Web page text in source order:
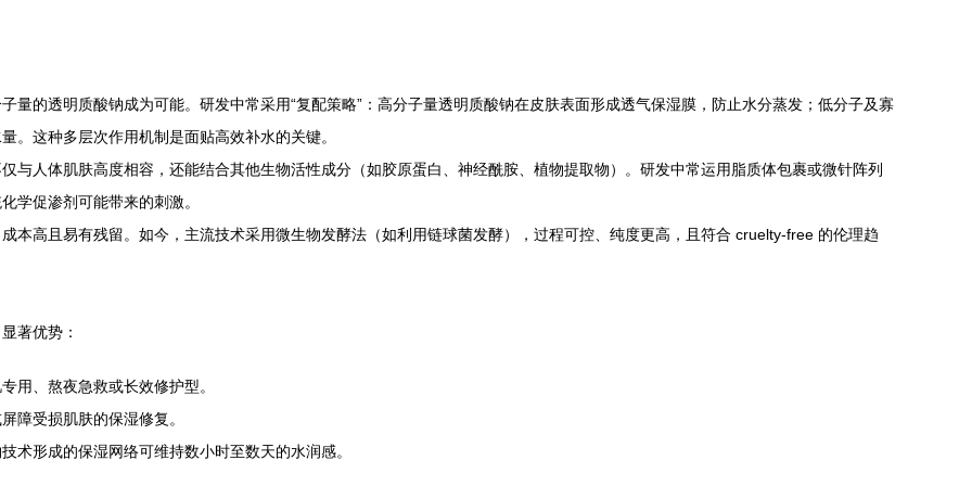
量的透明质酸钠成为可能。研发中常采用“复配策略”：高分子量透明质酸钠在皮肤表面形成透气保湿膜，防止水分蒸发；低分子及寡
。这种多层次作用机制是面贴高效补水的关键。
与人体肌肤高度相容，还能结合其他生物活性成分（如胶原蛋白、神经酰胺、植物提取物）。研发中常运用脂质体包裹或微针阵列
学促渗剂可能带来的刺激。
本高且易有残留。如今，主流技术采用微生物发酵法（如利用链球菌发酵），过程可控、纯度更高，且符合 cruelty-free 的伦理趋
著优势：
用、熬夜急救或长效修护型。
障受损肌肤的保湿修复。
术形成的保湿网络可维持数小时至数天的水润感。